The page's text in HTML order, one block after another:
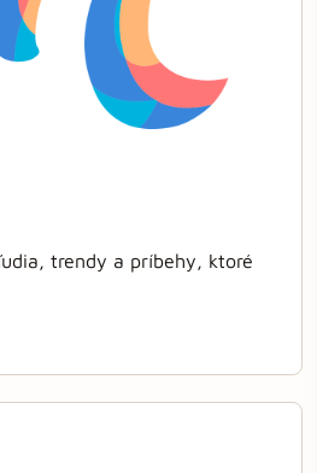
trendy a príbehy, ktoré